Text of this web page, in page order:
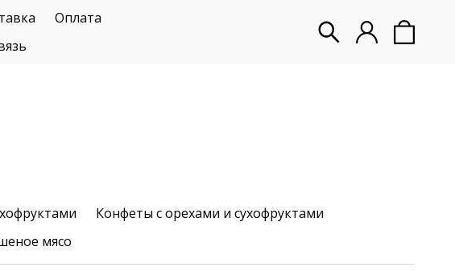
Оплата
Конфеты с орехами и сухофруктами
мясо